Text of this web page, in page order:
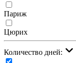
Париж
Цюрих
Количество дней: